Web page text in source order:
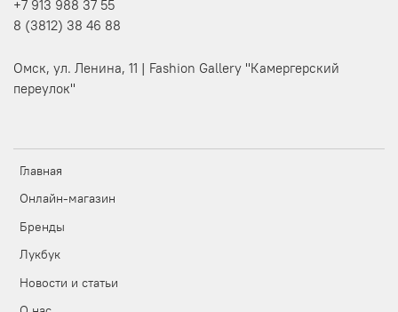
Главная
Онлайн-магазин
Бренды
Лукбук
Новости и статьи
+7 913 988 37 55
8 (3812) 38 46 88
Омск, ул. Ленина, 11 | Fashion Gallery "Камергерский
переулок"